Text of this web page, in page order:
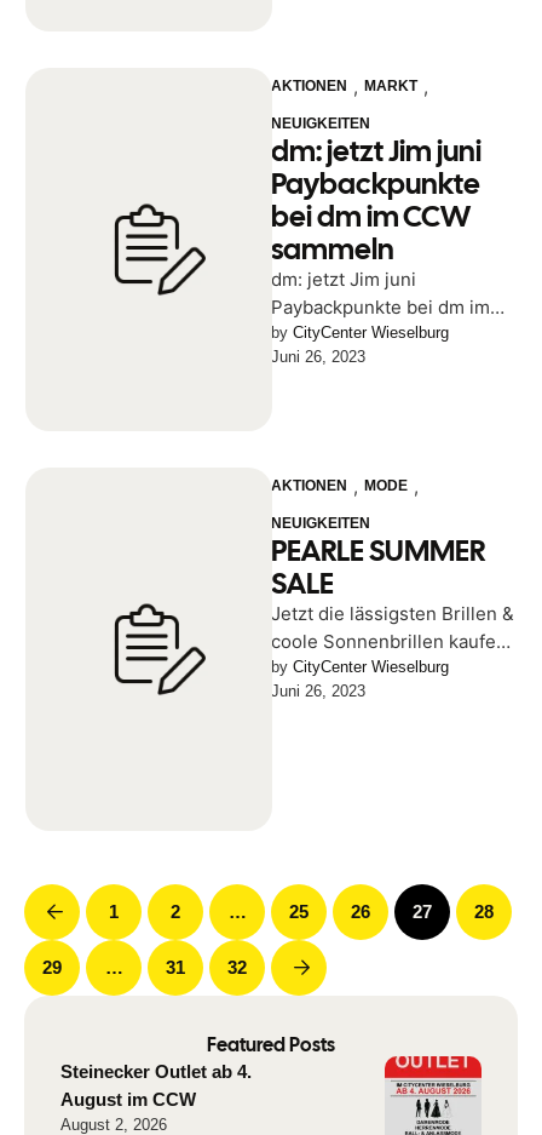
AKTIONEN , MARKT ,
NEUIGKEITEN
dm: jetzt Jim juni
Paybackpunkte
bei dm im CCW
sammeln
dm: jetzt Jim juni
Paybackpunkte bei dm im
CCW sammeln
by CityCenter Wieselburg
Juni 26, 2023
AKTIONEN , MODE ,
NEUIGKEITEN
PEARLE SUMMER
SALE
Jetzt die lässigsten Brillen &
coole Sonnenbrillen kaufen!
Beim PEARLE SUMMER
SALE im City Center
by CityCenter Wieselburg
Juni 26, 2023
1 2 … 25 26 27 28
29 … 31 32
Featured Posts
Steinecker Outlet ab 4.
August im CCW
August 2, 2026